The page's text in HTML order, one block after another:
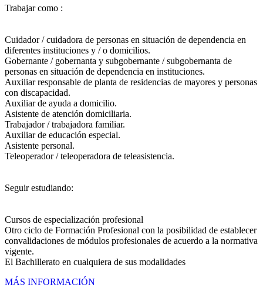
Trabajar como :
Cuidador / cuidadora de personas en situación de dependencia en
diferentes instituciones y / o domicilios.
Gobernante / gobernanta y subgobernante / subgobernanta de
personas en situación de dependencia en instituciones.
Auxiliar responsable de planta de residencias de mayores y personas
con discapacidad.
Auxiliar de ayuda a domicilio.
Asistente de atención domiciliaria.
Trabajador / trabajadora familiar.
Auxiliar de educación especial.
Asistente personal.
Teleoperador / teleoperadora de teleasistencia.
Seguir estudiando:
Cursos de especialización profesional
Otro ciclo de Formación Profesional con la posibilidad de establecer
convalidaciones de módulos profesionales de acuerdo a la normativa
vigente.
El Bachillerato en cualquiera de sus modalidades
MÁS INFORMACIÓN